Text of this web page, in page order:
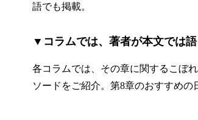
語でも掲載。
▼コラムでは、著者が本文では
各コラムでは、その章に関するこぼ
ソードをご紹介。第8章のおすすめの